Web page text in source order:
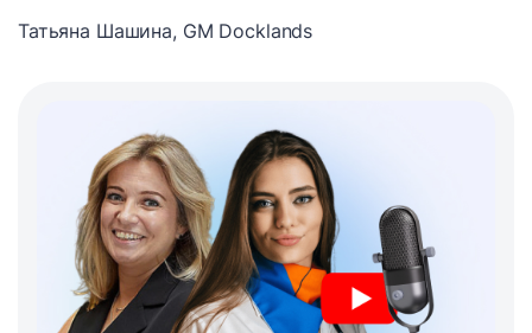
Татьяна Шашина, GM Docklands